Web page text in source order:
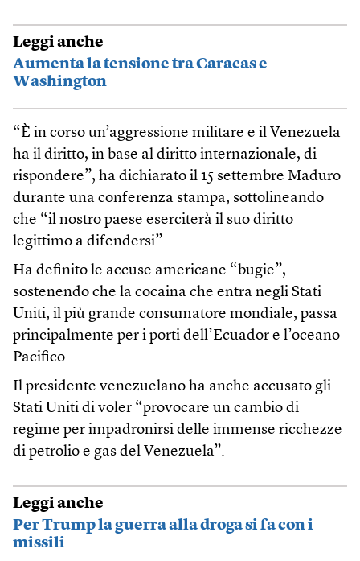
Leggi anche
Aumenta la tensione tra Caracas e
Washington
“È in corso un’aggressione militare e il Venezuela
ha il diritto, in base al diritto internazionale, di
rispondere”, ha dichiarato il 15 settembre Maduro
durante una conferenza stampa, sottolineando
che “il nostro paese eserciterà il suo diritto
legittimo a difendersi”.
Ha definito le accuse americane “bugie”,
sostenendo che la cocaina che entra negli Stati
Uniti, il più grande consumatore mondiale, passa
principalmente per i porti dell’Ecuador e l’oceano
Pacifico.
Il presidente venezuelano ha anche accusato gli
Stati Uniti di voler “provocare un cambio di
regime per impadronirsi delle immense ricchezze
di petrolio e gas del Venezuela”.
Leggi anche
Per Trump la guerra alla droga si fa con i
missili